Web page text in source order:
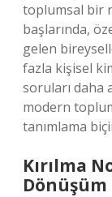
toplumsal bir
başlarında,
gelen
fazla kişisel
soruları daha
modern
tanımlama
Kırılma
Dönüşüm